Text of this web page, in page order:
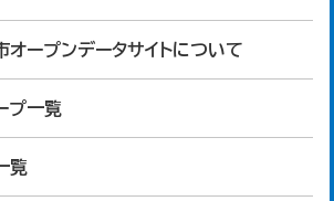
オープンデータサイトについて
プ一覧
覧